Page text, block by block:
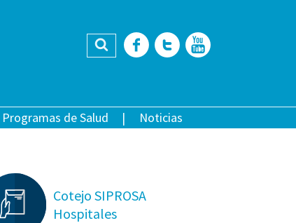
Buscar Facebook
Twitter
Programas de Salud Noticias
Cotejo SIPROSA
Hospitales